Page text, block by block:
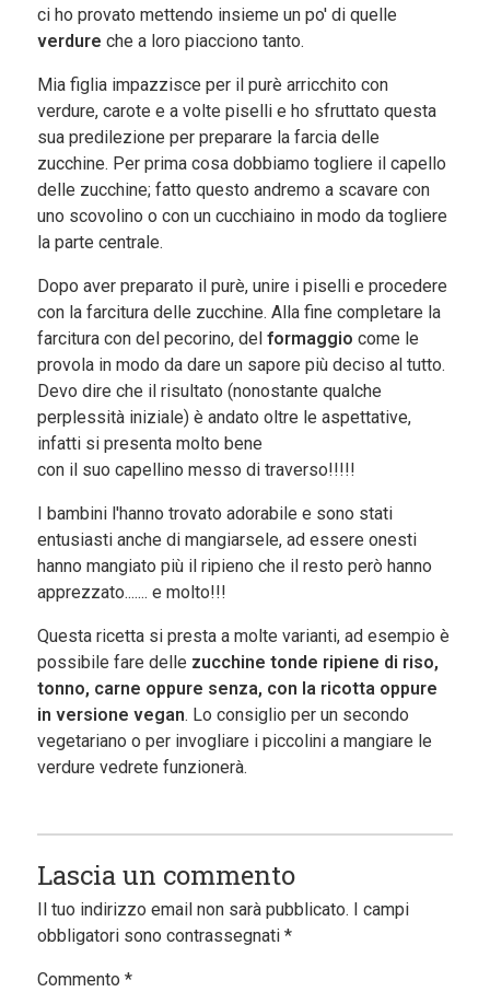
ci ho provato mettendo insieme un po' di quelle
verdure che a loro piacciono tanto.
Mia figlia impazzisce per il purè arricchito con
verdure, carote e a volte piselli e ho sfruttato questa
sua predilezione per preparare la farcia delle
zucchine. Per prima cosa dobbiamo togliere il capello
delle zucchine; fatto questo andremo a scavare con
uno scovolino o con un cucchiaino in modo da togliere
la parte centrale.
Dopo aver preparato il purè, unire i piselli e procedere
con la farcitura delle zucchine. Alla fine completare la
farcitura con del pecorino, del formaggio come le
provola in modo da dare un sapore più deciso al tutto.
Devo dire che il risultato (nonostante qualche
perplessità iniziale) è andato oltre le aspettative,
infatti si presenta molto bene
con il suo capellino messo di traverso!!!!!
I bambini l'hanno trovato adorabile e sono stati
entusiasti anche di mangiarsele, ad essere onesti
hanno mangiato più il ripieno che il resto però hanno
apprezzato....... e molto!!!
Questa ricetta si presta a molte varianti, ad esempio è
possibile fare delle zucchine tonde ripiene di riso,
tonno, carne oppure senza, con la ricotta oppure
in versione vegan. Lo consiglio per un secondo
vegetariano o per invogliare i piccolini a mangiare le
verdure vedrete funzionerà.
Lascia un commento
Il tuo indirizzo email non sarà pubblicato. I campi
obbligatori sono contrassegnati *
Commento *